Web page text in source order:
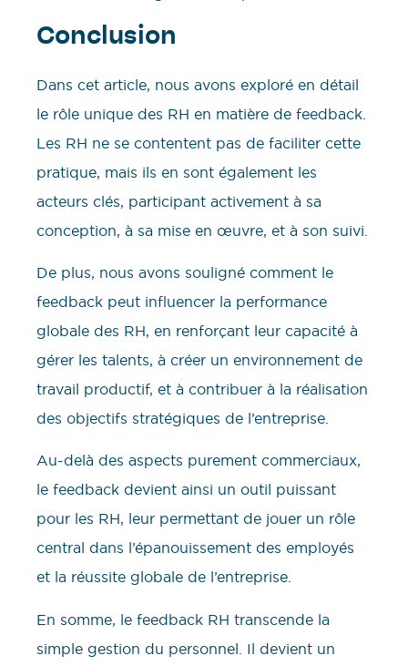
Conclusion
Dans cet article, nous avons exploré en détail
le rôle unique des RH en matière de feedback.
Les RH ne se contentent pas de faciliter cette
pratique, mais ils en sont également les
acteurs clés, participant activement à sa
conception, à sa mise en œuvre, et à son suivi.
De plus, nous avons souligné comment le
feedback peut influencer la performance
globale des RH, en renforçant leur capacité à
gérer les talents, à créer un environnement de
travail productif, et à contribuer à la réalisation
des objectifs stratégiques de l’entreprise.
Au-delà des aspects purement commerciaux,
le feedback devient ainsi un outil puissant
pour les RH, leur permettant de jouer un rôle
central dans l’épanouissement des employés
et la réussite globale de l’entreprise.
En somme, le feedback RH transcende la
simple gestion du personnel. Il devient un